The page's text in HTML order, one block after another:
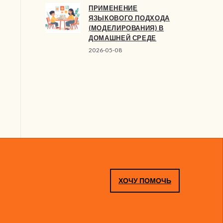
ПРИМЕНЕНИЕ
ЯЗЫКОВОГО ПОДХОДА
(МОДЕЛИРОВАНИЯ) В
ДОМАШНЕЙ СРЕДЕ
2026-05-08
ХОЧУ ПОМОЧЬ